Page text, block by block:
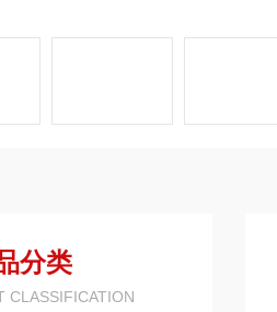
分类
CLASSIFICATION